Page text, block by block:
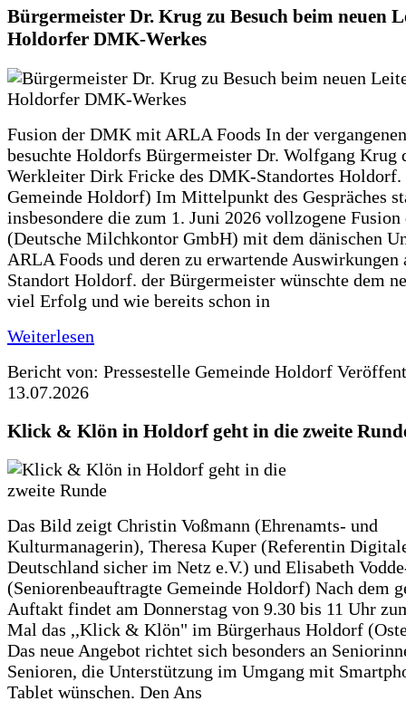
Bürgermeister Dr. Krug zu Besuch beim neuen
Holdorfer DMK-Werkes
Fusion der DMK mit ARLA Foods In der
besuchte Holdorfs Bürgermeister Dr. Wolfgang Krug
Werkleiter Dirk Fricke des DMK-Standortes Holdorf.
Gemeinde Holdorf) Im Mittelpunkt des Gespräches
insbesondere die zum 1. Juni 2026 vollzogene
(Deutsche Milchkontor GmbH) mit dem dänischen
ARLA Foods und deren zu erwartende Auswirkungen
Standort Holdorf. der Bürgermeister wünschte dem
viel Erfolg und wie bereits schon in
Weiterlesen
Bericht von: Pressestelle Gemeinde Holdorf
13.07.2026
Klick & Klön in Holdorf geht in die zweite
Das Bild zeigt Christin Voßmann (Ehrenamts- und
Kulturmanagerin), Theresa Kuper (Referentin
Deutschland sicher im Netz e.V.) und Elisabeth
(Seniorenbeauftragte Gemeinde Holdorf) Nach dem
Auftakt findet am Donnerstag von 9.30 bis 11 Uhr
Mal das ,,Klick & Klön" im Bürgerhaus Holdorf
Das neue Angebot richtet sich besonders an
Senioren, die Unterstützung im Umgang mit
Tablet wünschen. Den Ans